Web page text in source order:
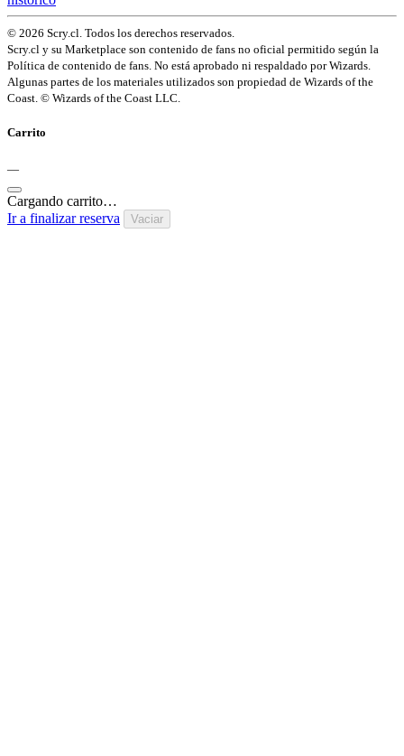
© 2026 Scry.cl. Todos los derechos reservados.
Scry.cl y su Marketplace son contenido de fans no oficial permitido según la
Política de contenido de fans. No está aprobado ni respaldado por Wizards.
Algunas partes de los materiales utilizados son propiedad de Wizards of the
Coast. © Wizards of the Coast LLC.
Carrito
—
Cargando carrito…
Ir a finalizar reserva
Vaciar